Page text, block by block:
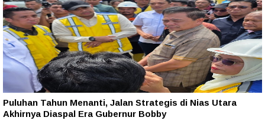
Puluhan Tahun Menanti, Jalan Strategis di Nias Utara
Akhirnya Diaspal Era Gubernur Bobby